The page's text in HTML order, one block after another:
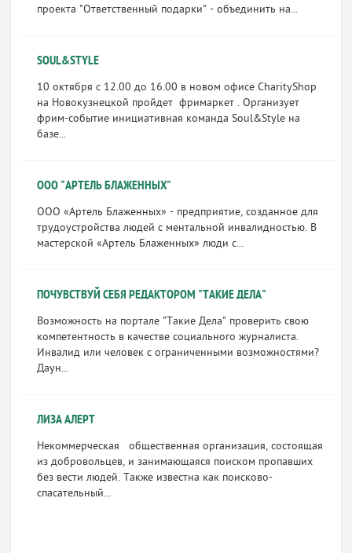
проекта "Ответственный подарки" - объединить на...
SOUL&STYLE
10 октября с 12.00 до 16.00 в новом офисе CharityShop
на Новокузнецкой пройдет фримаркет . Организует
фрим-событие инициативная команда Soul&Style на
базе...
ООО "АРТЕЛЬ БЛАЖЕННЫХ"
ООО «Артель Блаженных» - предприятие, созданное для
трудоустройства людей с ментальной инвалидностью. В
мастерской «Артель Блаженных» люди с...
ПОЧУВСТВУЙ СЕБЯ РЕДАКТОРОМ "ТАКИЕ ДЕЛА"
Возможность на портале "Такие Дела" проверить свою
компетентность в качестве социального журналиста.
Инвалид или человек с ограниченными возможностями?
Даун...
ЛИЗА АЛЕРТ
Некоммерческая общественная организация, состоящая
из добровольцев, и занимающаяся поиском пропавших
без вести людей. Также известна как поисково-
спасательный...